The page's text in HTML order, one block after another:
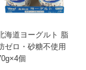
海道ヨーグルト 脂
ゼロ・砂糖不使用
個